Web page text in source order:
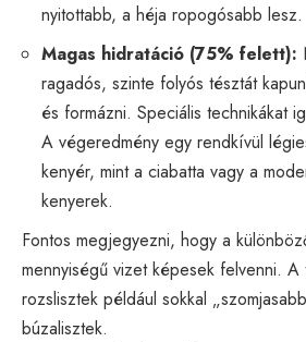
nyitottabb, a héja ropogósabb lesz.
Magas hidratáció (75% felett):
ragadós, szinte folyós tésztát
és formázni. Speciális technikákat
A végeredmény egy rendkívül
kenyér, mint a ciabatta vagy a
kenyerek.
Fontos megjegyezni, hogy a
mennyiségű vizet képesek felvenni.
rozslisztek például sokkal
búzalisztek.